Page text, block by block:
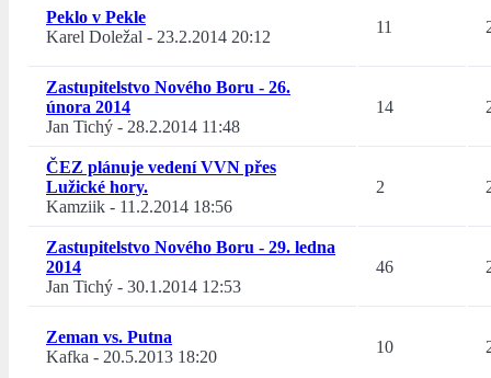
Peklo v Pekle
Karel Doležal - 23.2.2014 20:12
11
Zastupitelstvo Nového Boru - 26.
února 2014
Jan Tichý - 28.2.2014 11:48
14
ČEZ plánuje vedení VVN přes
Lužické hory.
Kamziik - 11.2.2014 18:56
2
Zastupitelstvo Nového Boru - 29. ledna
2014
Jan Tichý - 30.1.2014 12:53
46
Zeman vs. Putna
Kafka - 20.5.2013 18:20
10